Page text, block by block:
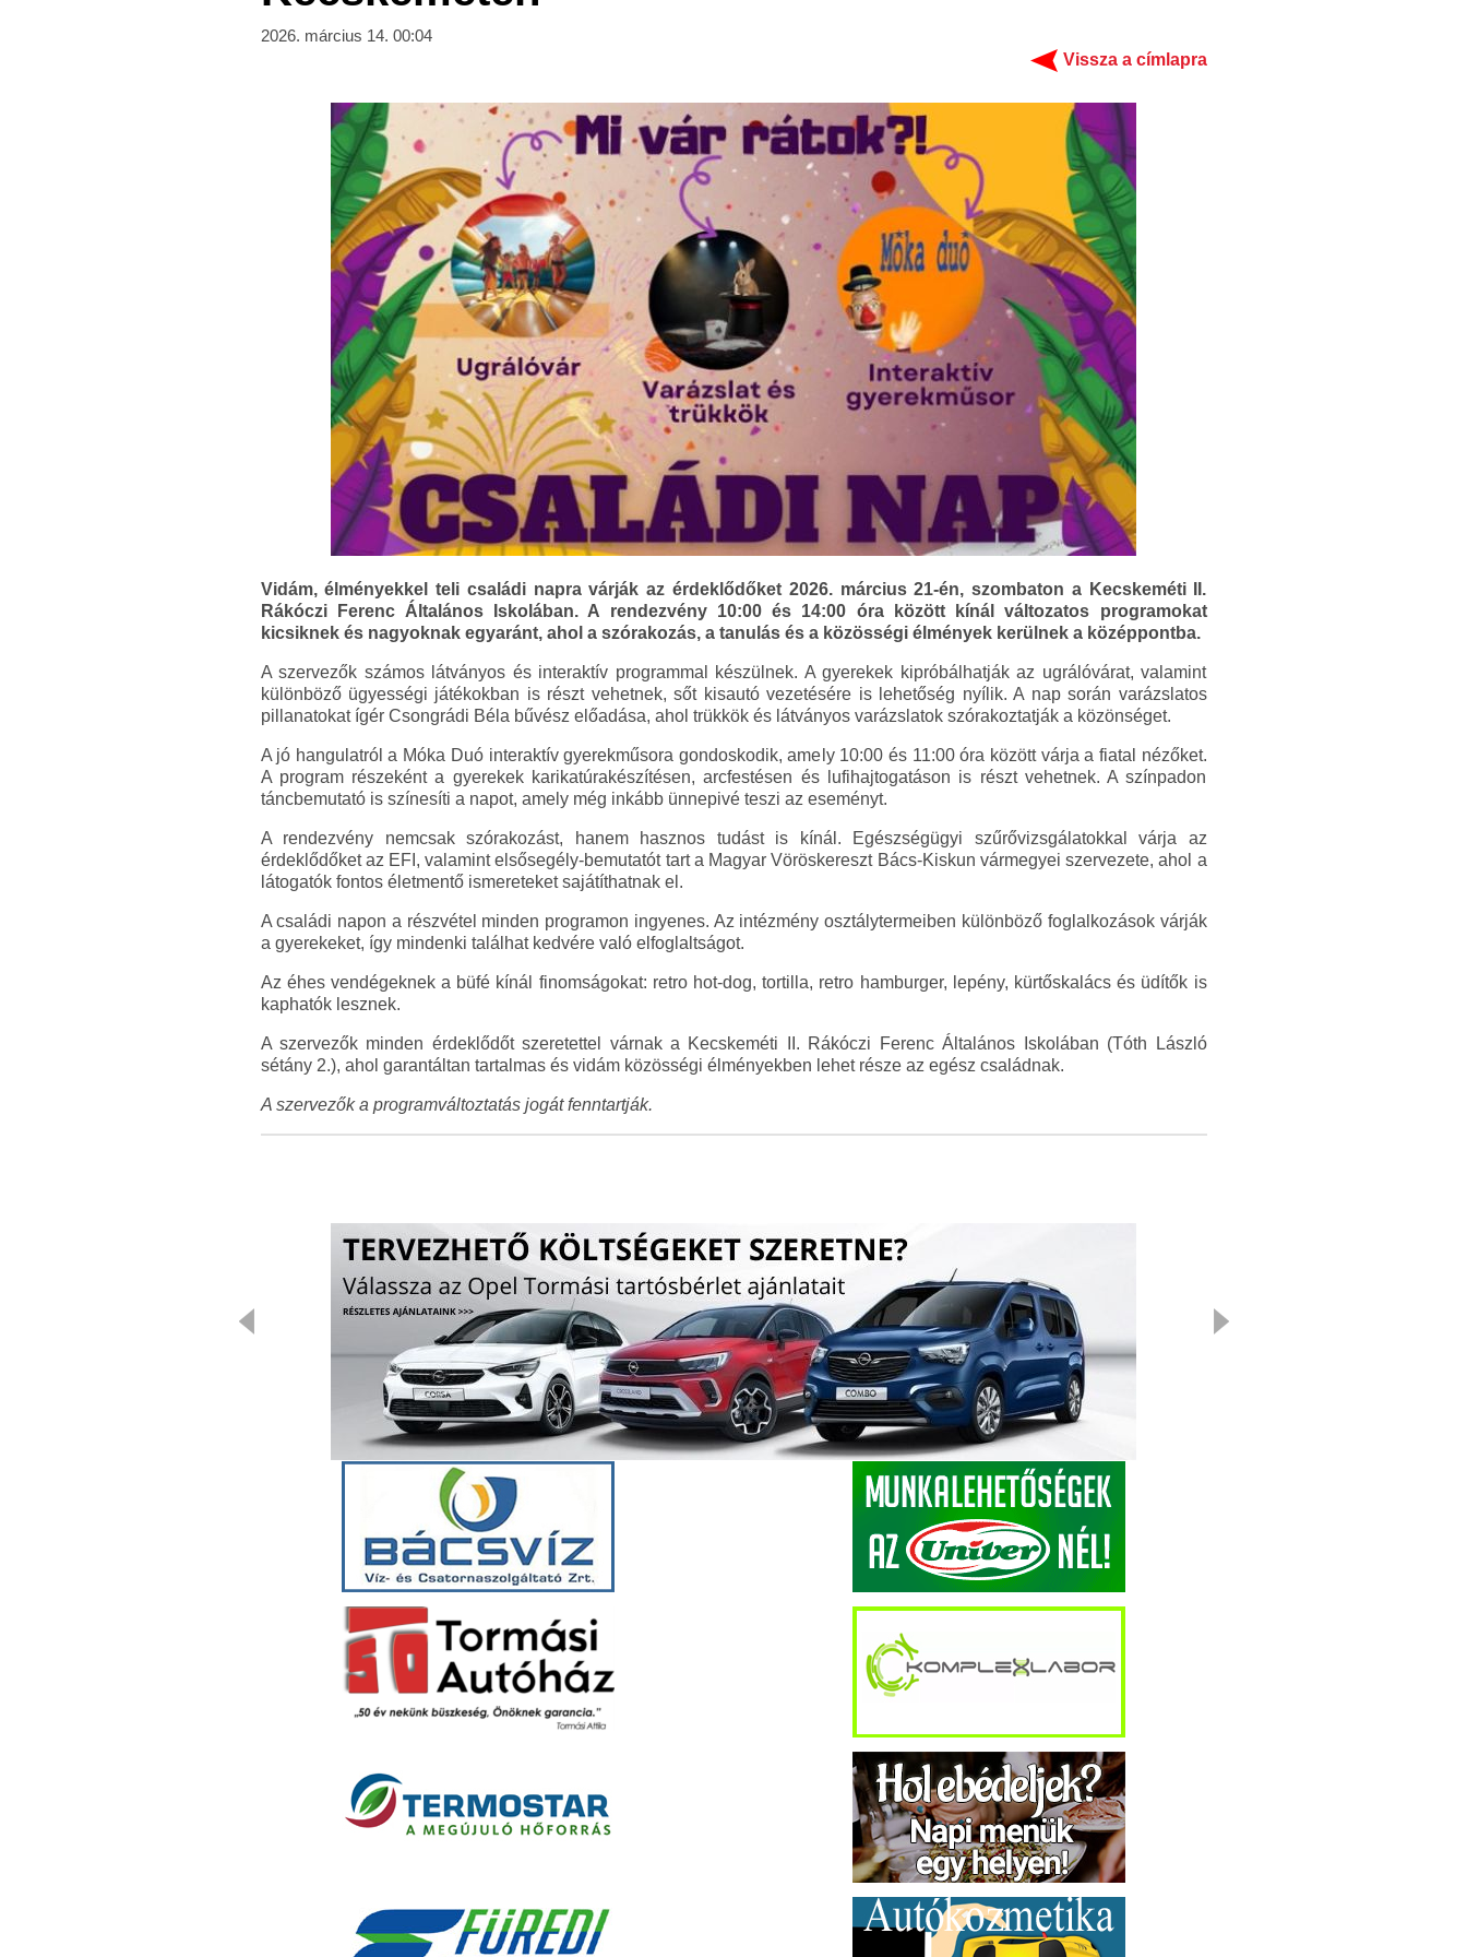
2026. március 14. 00:04
Vissza a címlapra
Vidám, élményekkel teli családi napra várják az érdeklődőket 2026. március 21-én, szombaton a Kecskeméti II.
Rákóczi Ferenc Általános Iskolában. A rendezvény 10:00 és 14:00 óra között kínál változatos programokat
kicsiknek és nagyoknak egyaránt, ahol a szórakozás, a tanulás és a közösségi élmények kerülnek a középpontba.
A szervezők számos látványos és interaktív programmal készülnek. A gyerekek kipróbálhatják az ugrálóvárat, valamint
különböző ügyességi játékokban is részt vehetnek, sőt kisautó vezetésére is lehetőség nyílik. A nap során varázslatos
pillanatokat ígér Csongrádi Béla bűvész előadása, ahol trükkök és látványos varázslatok szórakoztatják a közönséget.
A jó hangulatról a Móka Duó interaktív gyerekműsora gondoskodik, amely 10:00 és 11:00 óra között várja a fiatal nézőket.
A program részeként a gyerekek karikatúrakészítésen, arcfestésen és lufihajtogatáson is részt vehetnek. A színpadon
táncbemutató is színesíti a napot, amely még inkább ünnepivé teszi az eseményt.
A rendezvény nemcsak szórakozást, hanem hasznos tudást is kínál. Egészségügyi szűrővizsgálatokkal várja az
érdeklődőket az EFI, valamint elsősegély-bemutatót tart a Magyar Vöröskereszt Bács-Kiskun vármegyei szervezete, ahol a
látogatók fontos életmentő ismereteket sajátíthatnak el.
A családi napon a részvétel minden programon ingyenes. Az intézmény osztálytermeiben különböző foglalkozások várják
a gyerekeket, így mindenki találhat kedvére való elfoglaltságot.
Az éhes vendégeknek a büfé kínál finomságokat: retro hot-dog, tortilla, retro hamburger, lepény, kürtőskalács és üdítők is
kaphatók lesznek.
A szervezők minden érdeklődőt szeretettel várnak a Kecskeméti II. Rákóczi Ferenc Általános Iskolában (Tóth László
sétány 2.), ahol garantáltan tartalmas és vidám közösségi élményekben lehet része az egész családnak.
A szervezők a programváltoztatás jogát fenntartják.